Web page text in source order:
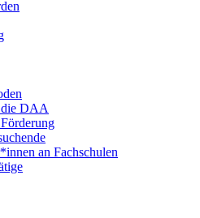
DAA
an Fachschulen